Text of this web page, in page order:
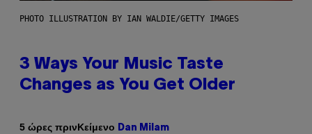
PHOTO ILLUSTRATION BY IAN WALDIE/GETTY IMAGES
3 Ways Your Music Taste
Changes as You Get Older
5 ώρες πρινΚείμενο Dan Milam